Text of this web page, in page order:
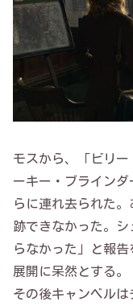
モスから、「ビリ
ーキー・ブライン
らに連れ去られた
跡できなかった。
らなかった」と報
展開に呆然とする。
その後キャンベルは